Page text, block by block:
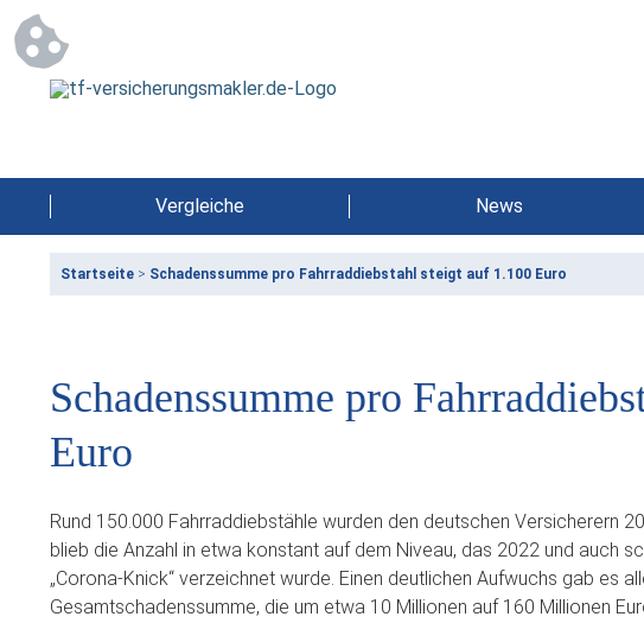
Vergleiche News
Startseite > Schadenssumme pro Fahrraddiebstahl steigt auf 1.100 Euro
Schadenssumme pro
Euro
Rund 150.000 Fahrraddiebstähle wurden den deutschen Versicherern
blieb die Anzahl in etwa konstant auf dem Niveau, das 2022 und auch
„Corona-Knick“ verzeichnet wurde. Einen deutlichen Aufwuchs gab es
Gesamtschadenssumme, die um etwa 10 Millionen auf 160 Millionen